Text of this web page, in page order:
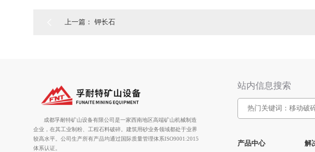
上一篇： 钾长石
成都孚耐特矿山设备有限公司是一家西南地区高端矿山机械制造
企业，在其工业制粉、工程石料破碎。建筑用砂业务领域都处于业界
较高水平。公司生产所有产品均通过国际质量管理体系ISO9001:2015
体系认证。
站内信息搜索
产品中心 解